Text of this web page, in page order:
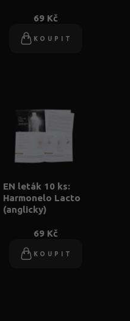
69 Kč
KOUPIT
EN leták 10 ks:
Harmonelo Lacto
(anglicky)
69 Kč
KOUPIT